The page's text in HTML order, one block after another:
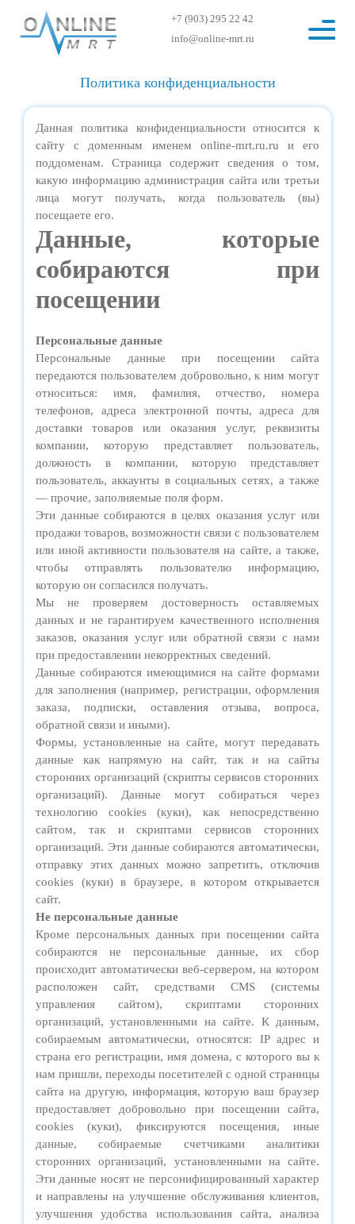
+7 (903) 295 22 42
info@online-mrt.ru
Политика конфиденциальности
Данная политика конфиденциальности относится к
сайту с доменным именем online-mrt.ru.ru и его
поддоменам. Страница содержит сведения о том,
какую информацию администрация сайта или третьи
лица могут получать, когда пользователь (вы)
посещаете его.
Данные, которые
собираются при
посещении
Персональные данные
Персональные данные при посещении сайта
передаются пользователем добровольно, к ним могут
относиться: имя, фамилия, отчество, номера
телефонов, адреса электронной почты, адреса для
доставки товаров или оказания услуг, реквизиты
компании, которую представляет пользователь,
должность в компании, которую представляет
пользователь, аккаунты в социальных сетях, а также
— прочие, заполняемые поля форм.
Эти данные собираются в целях оказания услуг или
продажи товаров, возможности связи с пользователем
или иной активности пользователя на сайте, а также,
чтобы отправлять пользователю информацию,
которую он согласился получать.
Мы не проверяем достоверность оставляемых
данных и не гарантируем качественного исполнения
заказов, оказания услуг или обратной связи с нами
при предоставлении некорректных сведений.
Данные собираются имеющимися на сайте формами
для заполнения (например, регистрации, оформления
заказа, подписки, оставления отзыва, вопроса,
обратной связи и иными).
Формы, установленные на сайте, могут передавать
данные как напрямую на сайт, так и на сайты
сторонних организаций (скрипты сервисов сторонних
организаций). Данные могут собираться через
технологию cookies (куки), как непосредственно
сайтом, так и скриптами сервисов сторонних
организаций. Эти данные собираются автоматически,
отправку этих данных можно запретить, отключив
cookies (куки) в браузере, в котором открывается
сайт.
Не персональные данные
Кроме персональных данных при посещении сайта
собираются не персональные данные, их сбор
происходит автоматически веб-сервером, на котором
расположен сайт, средствами CMS (системы
управления сайтом), скриптами сторонних
организаций, установленными на сайте. К данным,
собираемым автоматически, относятся: IP адрес и
страна его регистрации, имя домена, с которого вы к
нам пришли, переходы посетителей с одной страницы
сайта на другую, информация, которую ваш браузер
предоставляет добровольно при посещении сайта,
cookies (куки), фиксируются посещения, иные
данные, собираемые счетчиками аналитики
сторонних организаций, установленными на сайте.
Эти данные носят не персонифицированный характер
и направлены на улучшение обслуживания клиентов,
улучшения удобства использования сайта, анализа